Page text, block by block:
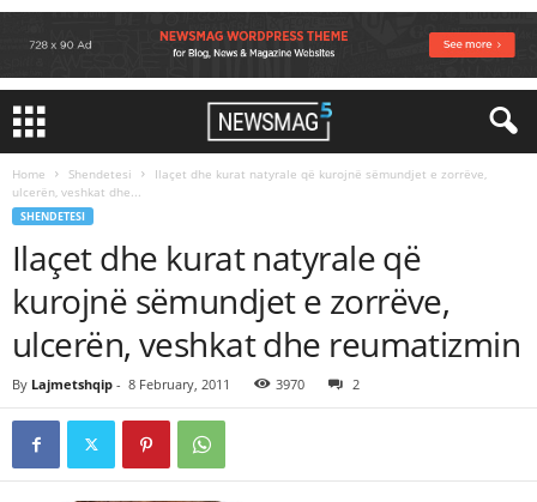
Home Shendetesi
Ilaçet dhe kurat natyrale që kurojnë sëmundjet e zorrëve,
ulcerën, veshkat dhe...
SHENDETESI
Ilaçet dhe kurat natyrale që
kurojnë sëmundjet e zorrëve,
ulcerën, veshkat dhe reumatizmin
By Lajmetshqip - 8 February, 2011 3970 2